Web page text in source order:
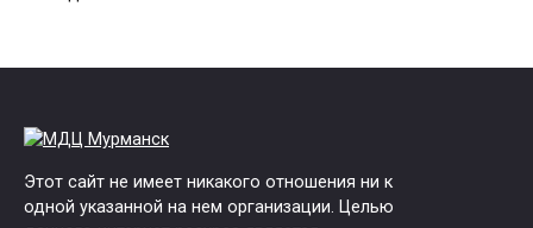
Этот сайт не имеет никакого отношения ни к
одной указанной на нем организации. Целью